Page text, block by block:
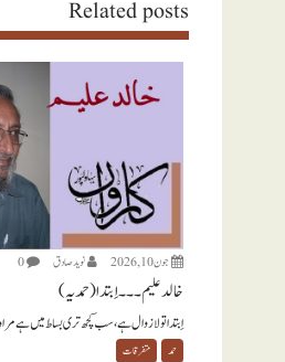
Related posts
جون 10, 2026 نويد صادق 0
خالد علیم ۔۔۔ اِبتدا (حمدیہ)
اِبتدا تو لازوال ہے ، سب کچھ تری بساط میں ہے
حمد متفرقات